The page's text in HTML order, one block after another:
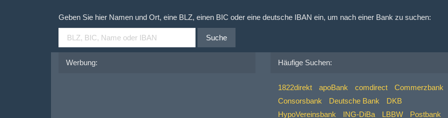
Geben Sie hier Namen und Ort, eine BLZ, einen BIC oder eine deutsche IBAN ein, um nach einer Bank zu suchen:
Suche
Werbung: Häufige Suchen:
1822direkt apoBank comdirect
Commerzbank
Consorsbank
Deutsche Bank
DKB
HypoVereinsbank
ING-DiBa LBBW
Postbank